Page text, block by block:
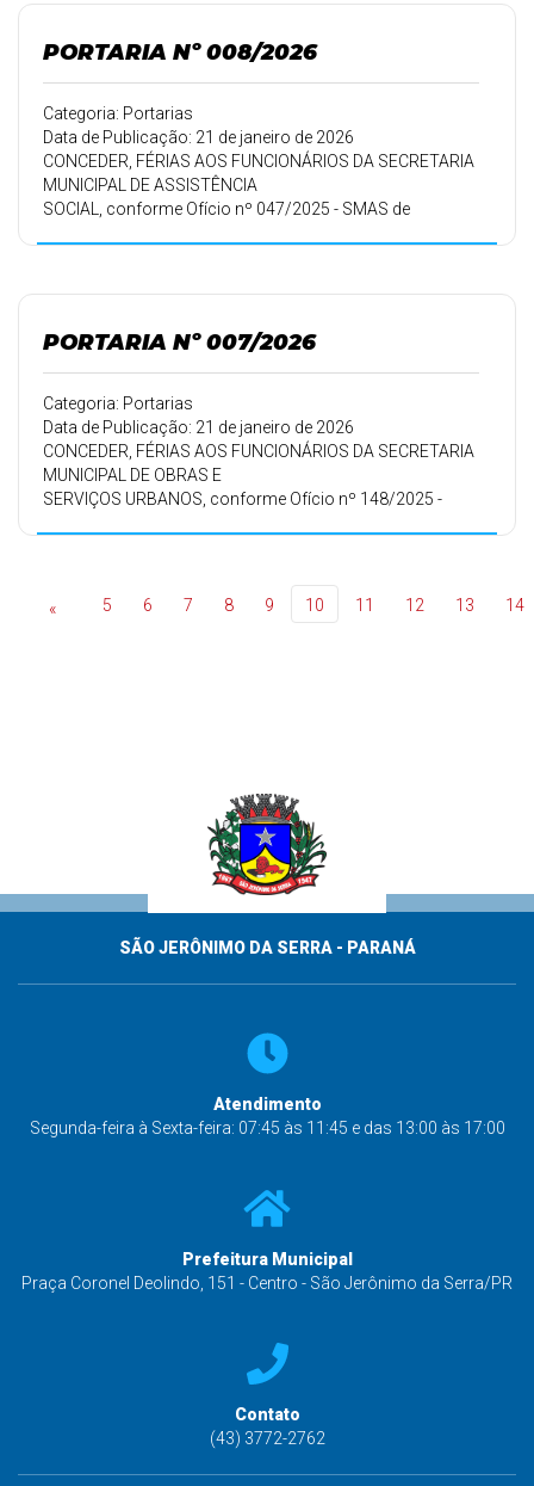
PORTARIA Nº 008/2026
Categoria: Portarias
Data de Publicação: 21 de janeiro de 2026
CONCEDER, FÉRIAS AOS FUNCIONÁRIOS DA SECRETARIA
MUNICIPAL DE ASSISTÊNCIA
SOCIAL, conforme Ofício nº 047/2025 - SMAS de
PORTARIA Nº 007/2026
Categoria: Portarias
Data de Publicação: 21 de janeiro de 2026
CONCEDER, FÉRIAS AOS FUNCIONÁRIOS DA SECRETARIA
MUNICIPAL DE OBRAS E
SERVIÇOS URBANOS, conforme Ofício nº 148/2025 -
« 5 6 7 8 9 10 11 12 13 14
SÃO JERÔNIMO DA SERRA - PARANÁ
Atendimento
Segunda-feira à Sexta-feira: 07:45 às 11:45 e das 13:00 às 17:00
Prefeitura Municipal
Praça Coronel Deolindo, 151 - Centro - São Jerônimo da Serra/PR
Contato
(43) 3772-2762